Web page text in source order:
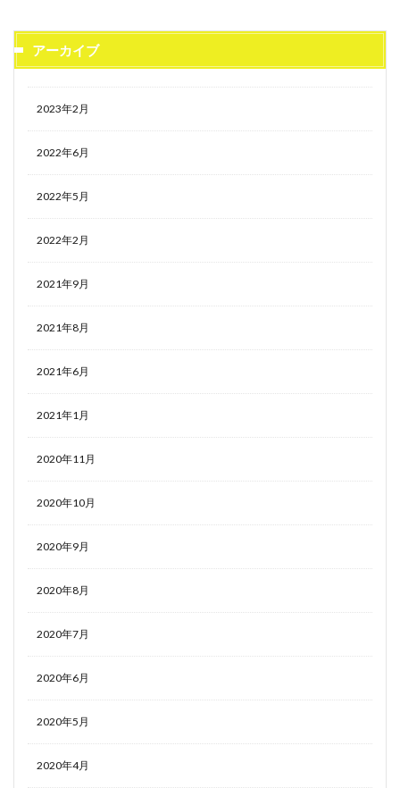
アーカイブ
2023年2月
2022年6月
2022年5月
2022年2月
2021年9月
2021年8月
2021年6月
2021年1月
2020年11月
2020年10月
2020年9月
2020年8月
2020年7月
2020年6月
2020年5月
2020年4月